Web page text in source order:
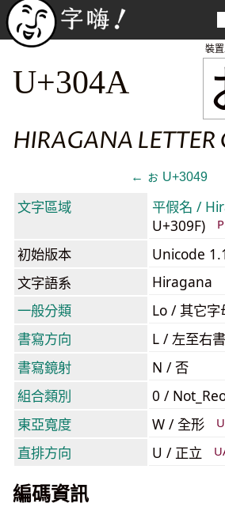
裝
U+304A
HIRAGANA LETTER
← ぉ U+3049
文字區域 平假名 /
U+309F)
初始版本
Unicode
文字語系
Hiragana
一般分類
Lo / 其它
書寫方向
L / 左至右
書寫鏡射
N / 否
組合類別
0 /
東亞寬度
W / 全形
直排方向 U / 正立
編碼資訊